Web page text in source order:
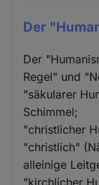
Der
Der
Regel" und
"säkularer
Schimmel;
"christlicher
"christlich"
alleinige
"kirchlicher